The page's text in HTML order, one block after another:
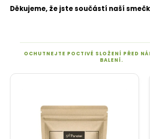
Děkujeme, že jste součástí naší